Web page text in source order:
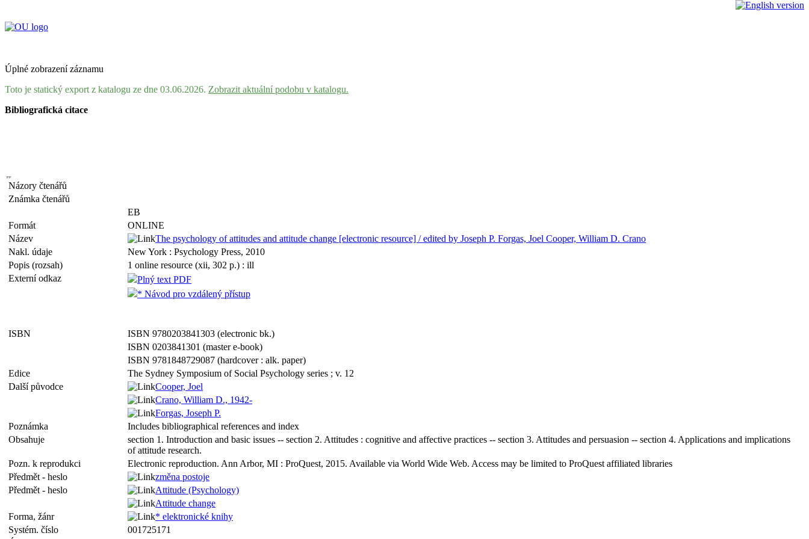
Úplné zobrazení záznamu
Toto je statický export z katalogu ze dne 03.06.2026. Zobrazit aktuální podobu v katalogu.
Bibliografická citace
Názory čtenářů
Známka čtenářů
EB
Formát
ONLINE
Název
The psychology of attitudes and attitude change [electronic resource] / edited by Joseph P. Forgas, Joel Cooper, William D. Crano
Nakl. údaje
New York : Psychology Press, 2010
Popis (rozsah)
1 online resource (xii, 302 p.) : ill
Externí odkaz
Plný text PDF
* Návod pro vzdálený přístup
ISBN
ISBN 9780203841303 (electronic bk.)
ISBN 0203841301 (master e-book)
ISBN 9781848729087 (hardcover : alk. paper)
Edice
The Sydney Symposium of Social Psychology series ; v. 12
Další původce
Cooper, Joel
Crano, William D., 1942-
Forgas, Joseph P.
Poznámka
Includes bibliographical references and index
Obsahuje
section 1. Introduction and basic issues -- section 2. Attitudes : cognitive and affective practices -- section 3. Attitudes and persuasion -- section 4. Applications and implications
of attitude research.
Pozn. k reprodukci
Electronic reproduction. Ann Arbor, MI : ProQuest, 2015. Available via World Wide Web. Access may be limited to ProQuest affiliated libraries
Předmět - heslo
změna postoje
Předmět - heslo
Attitude (Psychology)
Attitude change
Forma, žánr
* elektronické knihy
Systém. číslo
001725171